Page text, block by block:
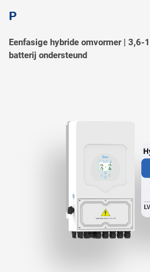
P
Eenfasige hybride omvormer | 3,6-
batterij ondersteund